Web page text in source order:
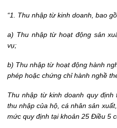
“1. Thu nhập từ kinh doanh, bao
a) Thu nhập từ hoạt động sản
vụ;
b) Thu nhập từ hoạt động hành
phép hoặc chứng chỉ hành nghề
Thu nhập từ kinh doanh quy định
thu nhập của hộ, cá nhân sản
mức quy định tại khoản 25 Điều 5